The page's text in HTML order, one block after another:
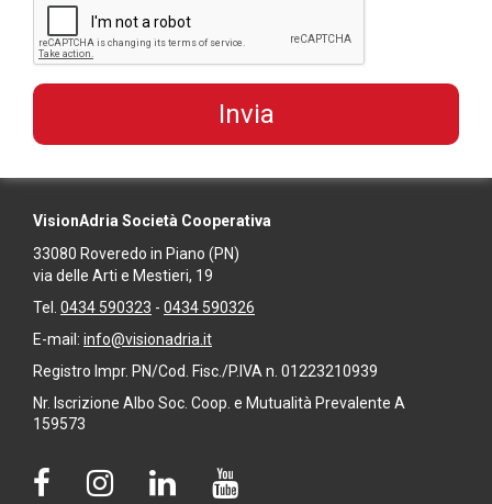
VisionAdria Società Cooperativa
33080 Roveredo in Piano (PN)
via delle Arti e Mestieri, 19
Tel. 0434 590323 - 0434 590326
E-mail: info@visionadria.it
Registro Impr. PN/Cod. Fisc./P.IVA n. 01223210939
Nr. Iscrizione Albo Soc. Coop. e Mutualità Prevalente A
159573